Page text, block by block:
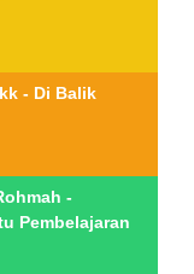
- Di Balik
-
Pembelajaran